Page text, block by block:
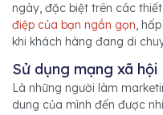
ngày, đặc biệt trên các
điệp của bạn ngắn gọn,
khi khách hàng đang di
Sử dụng mạng xã hội
Là những người làm
dung của mình đến được